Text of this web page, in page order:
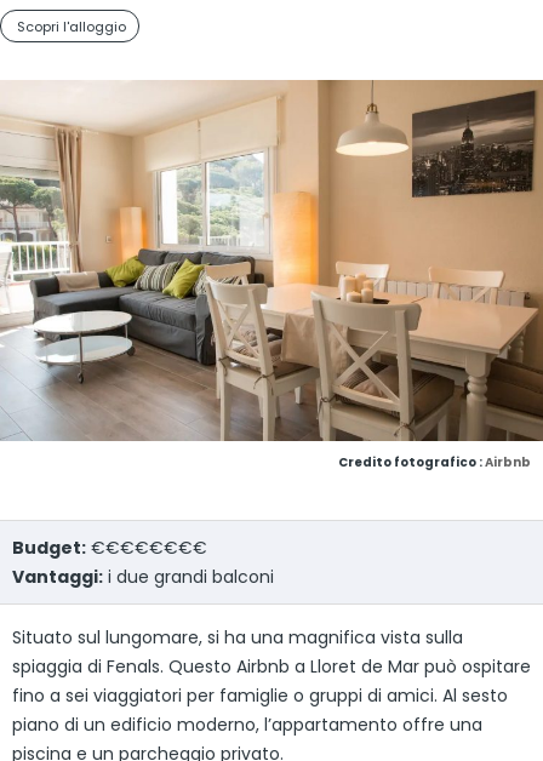
Scopri l'alloggio
Credito fotografico :Airbnb
Budget: €€€€€€€€
Vantaggi: i due grandi balconi
Situato sul lungomare, si ha una magnifica vista sulla
spiaggia di Fenals. Questo Airbnb a Lloret de Mar può ospitare
fino a sei viaggiatori per famiglie o gruppi di amici. Al sesto
piano di un edificio moderno, l’appartamento offre una
piscina e un parcheggio privato.